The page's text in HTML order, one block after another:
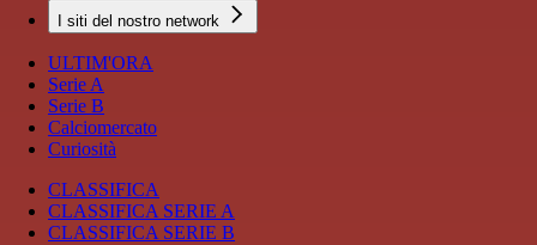
I siti del nostro network
ULTIM'ORA
Serie A
Serie B
Calciomercato
Curiosità
CLASSIFICA
CLASSIFICA SERIE A
CLASSIFICA SERIE B